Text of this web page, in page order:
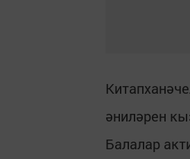
әниләрен
Балалар